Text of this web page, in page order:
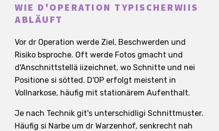
WIE D'OPERATION TYPISCHERWIIS
ABLÄUFT
Vor dr Operation werde Ziel, Beschwerden und
Risiko bsproche. Oft werde Fotos gmacht und
d'Anschnittstellä iizeichnet, wo Schnitte und nei
Positione si sötted. D'OP erfolgt meistent in
Vollnarkose, häufig mit stationärem Aufenthalt.
Je nach Technik git's unterschidligi Schnittmuster.
Häufig si Narbe um dr Warzenhof, senkrecht nah